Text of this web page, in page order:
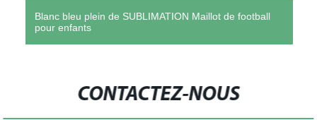
Blanc bleu plein de SUBLIMATION Maillot de football
pour enfants
CONTACTEZ-NOUS